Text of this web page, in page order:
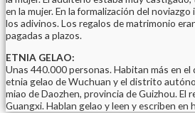
en la mujer. En la formalización del
los adivinos. Los regalos de matrimonio
pagadas a plazos.
ETNIA GELAO:
Unas 440.000 personas. Habitan más en
etnia gelao de Wuchuan y el distrito
miao de Daozhen, provincia de Guizhou. El
Guangxi. Hablan gelao y leen y escriben en